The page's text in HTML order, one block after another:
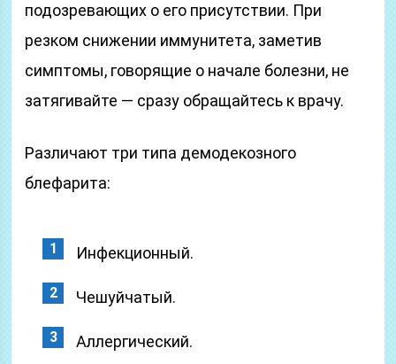
подозревающих о его присутствии. При
резком снижении иммунитета, заметив
симптомы, говорящие о начале болезни, не
затягивайте — сразу обращайтесь к врачу.
Различают три типа демодекозного
блефарита:
Инфекционный.
Чешуйчатый.
Аллергический.